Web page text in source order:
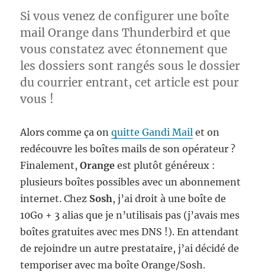
Si vous venez de configurer une boîte
mail Orange dans Thunderbird et que
vous constatez avec étonnement que
les dossiers sont rangés sous le dossier
du courrier entrant, cet article est pour
vous !
Alors comme ça onquitte Gandi Mail et on
redécouvre les boîtes mails de son opérateur ?
Finalement,Orange est plutôt généreux :
plusieurs boîtes possibles avec un abonnement
internet. Chez Sosh, j’ai droit à une boîte de
10Go + 3 alias que je n’utilisais pas (j’avais mes
boîtes gratuites avec mes DNS !). En attendant
de rejoindre un autre prestataire, j’ai décidé de
temporiser avec ma boîte Orange/Sosh.